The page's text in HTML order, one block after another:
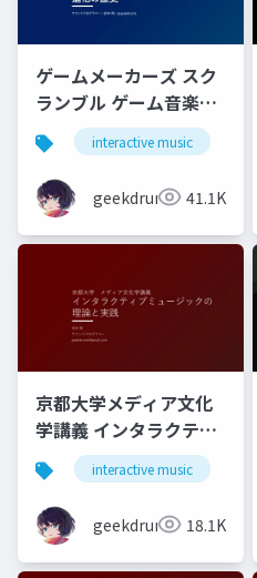
ゲームメーカーズ スク
ランブル ゲーム音楽を
彩る「インタラクティ
ブミュージック」の進
化の歴史
interactive music
geekdrums 41.1K
京都大学メディア文化
学講義 インタラクティ
ブミュージックの理論
と実践
interactive music
geekdrums 18.1K